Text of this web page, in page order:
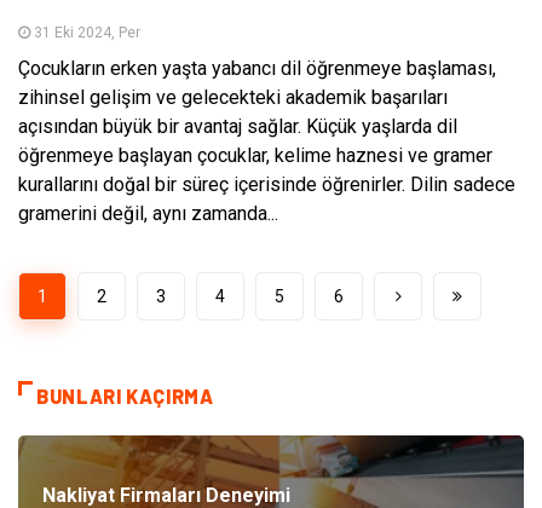
31 Eki 2024, Per
Çocukların erken yaşta yabancı dil öğrenmeye başlaması,
zihinsel gelişim ve gelecekteki akademik başarıları
açısından büyük bir avantaj sağlar. Küçük yaşlarda dil
öğrenmeye başlayan çocuklar, kelime haznesi ve gramer
kurallarını doğal bir süreç içerisinde öğrenirler. Dilin sadece
gramerini değil, aynı zamanda...
1 2 3 4 5 6
BUNLARI KAÇIRMA
Nakliyat Firmaları Deneyimi